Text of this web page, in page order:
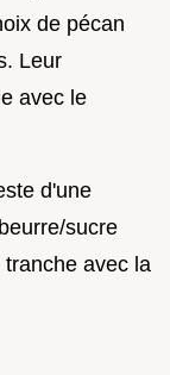
de pécan
Leur
avec le
d'une
sucre
avec la